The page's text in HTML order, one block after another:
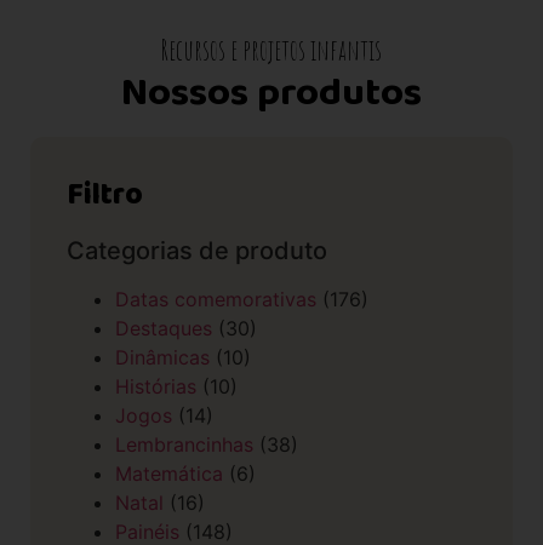
Recursos e projetos infantis
Nossos produtos
Filtro
Categorias de produto
Datas comemorativas (176)
Destaques (30)
Dinâmicas (10)
Histórias (10)
Jogos (14)
Lembrancinhas (38)
Matemática (6)
Natal (16)
Painéis (148)